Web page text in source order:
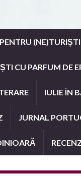
(NE)TURIȘTI
CU PARFUM DE
IULIE ÎN
JURNAL